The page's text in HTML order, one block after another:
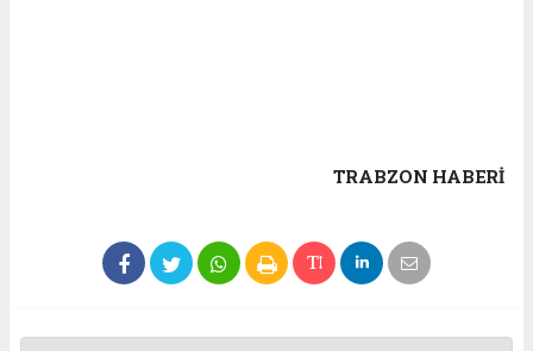
TRABZON HABERİ